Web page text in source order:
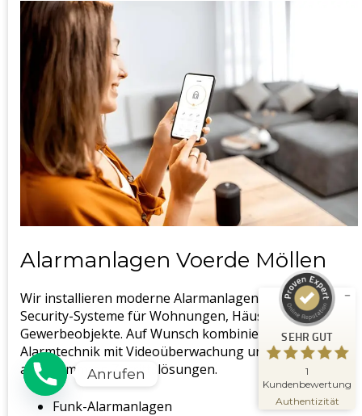
Alarmanlagen Voerde Möllen
Wir installieren moderne Alarmanlagen und Smart-
Security-Systeme für Wohnungen, Häuser, Büros und
Gewerbeobjekte. Auf Wunsch kombinieren wir
Alarmtechnik mit Videoüberwachung und
abgestimmten Zutrittslösungen.
Funk-Alarmanlagen
Anrufen
SEHR GUT
1
Kundenbewertung
Authentizität
Kundenbewertungen und Erfahrungen zu
Schlüsseldienst Meisterwerk
100
%
Empfehlungen auf
ProvenExpert.com
1
Bewertung auf ProvenExpert.com
Erfahren Sie mehr über dieses
Bewertungssiegel
09.11.2025